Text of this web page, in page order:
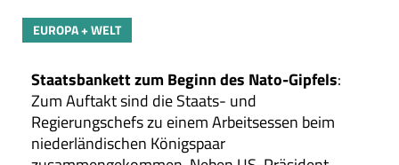
EUROPA + WELT
Staatsbankett zum Beginn des Nato-Gipfels:
Zum Auftakt sind die Staats- und
Regierungschefs zu einem Arbeitsessen beim
niederländischen Königspaar